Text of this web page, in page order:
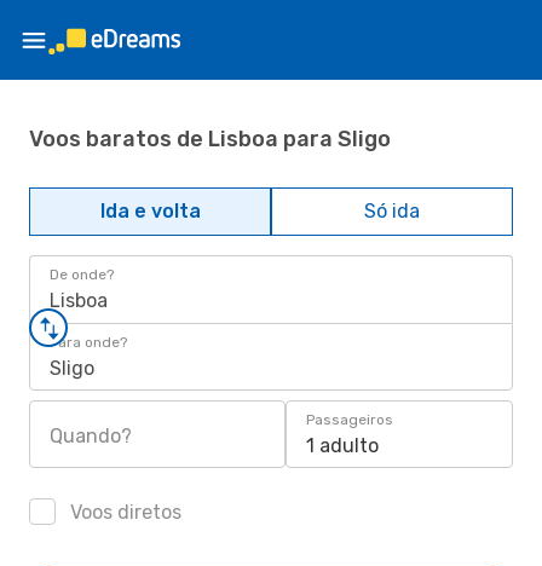
Voos baratos de Lisboa para Sligo
Ida e volta Só ida
De onde?
Lisboa
Para onde?
Sligo
Quando?
Passageiros
1 adulto
Voos diretos